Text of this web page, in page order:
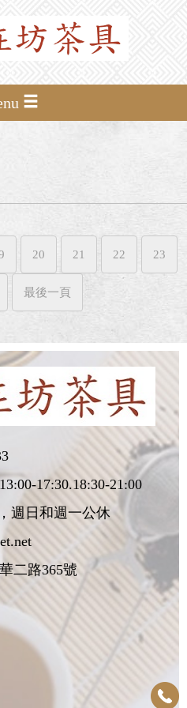
20 21 22 23
最後一頁
17:30.18:30-21:00
週日和週一公休
二路365號